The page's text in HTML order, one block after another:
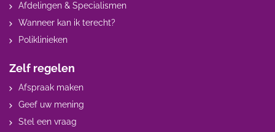
Afdelingen & Specialismen
Wanneer kan ik terecht?
Poliklinieken
Zelf regelen
Afspraak maken
Geef uw mening
Stel een vraag